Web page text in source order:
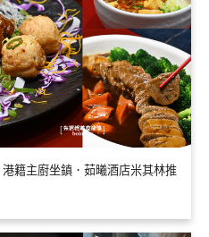
籍主廚坐鎮．茹曦酒店米其林推